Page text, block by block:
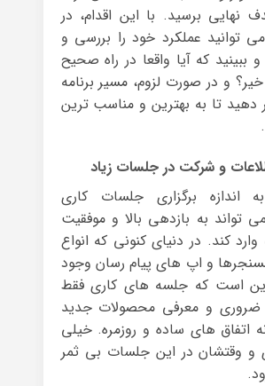
نهایی برسید. با این اقدام، در
توانید عملکرد خود را بررسی و
و ببینید که آیا واقعا در راه صحیح
خیر؟ و در صورت لزوم، مسیر برنامه
دهید تا به بهترین و مناسب ترین
اندازه برگزاری جلسات کاری
تواند به بازدهی بالا و موفقیت
کند. در دنیای کنونی که انواع
و اپ های پیام رسان وجود
این است که جلسه های کاری فقط
ضروری و معرفی محصولات جدید
نه اتفاق های ساده و روزمره. خیلی
و وقتشان در این جلسات بی ثمر